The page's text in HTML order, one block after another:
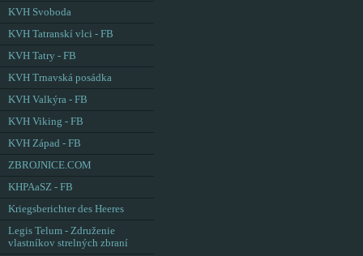
KVH Svoboda
KVH Tatranskí vlci - FB
KVH Tatry - FB
KVH Trnavská posádka
KVH Valkýra - FB
KVH Viking - FB
KVH Západ - FB
ZBROJNICE.COM
KHPAaSZ - FB
Kriegsberichter des Heeres
Legis Telum - Združenie
vlastníkov strelných zbraní